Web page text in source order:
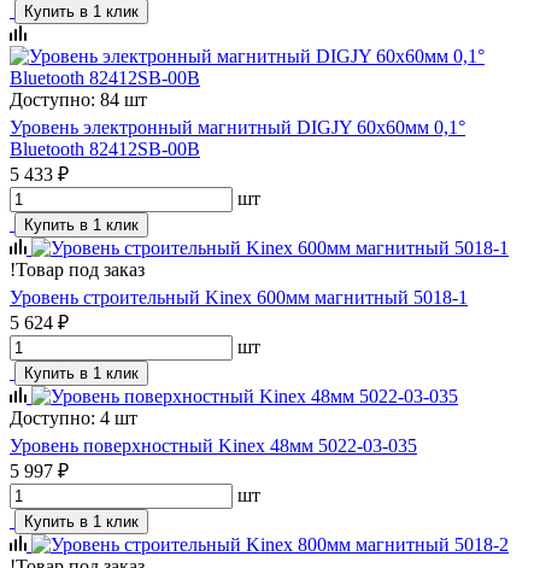
Купить в 1 клик
Доступно: 84 шт
Уровень электронный магнитный DIGJY 60x60мм 0,1°
Bluetooth 82412SB-00B
5 433 ₽
шт
Купить в 1 клик
!Товар под заказ
Уровень строительный Kinex 600мм магнитный 5018-1
5 624 ₽
шт
Купить в 1 клик
Доступно: 4 шт
Уровень поверхностный Kinex 48мм 5022-03-035
5 997 ₽
шт
Купить в 1 клик